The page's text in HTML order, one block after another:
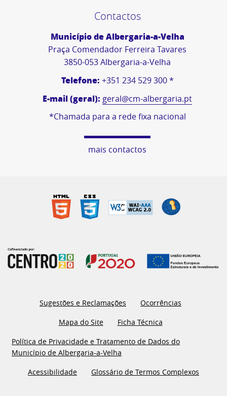
Contactos
Município de Albergaria-a-Velha
Praça Comendador Ferreira Tavares
3850-053 Albergaria-a-Velha
Telefone: +351 234 529 300 *
E-mail (geral): geral@cm-albergaria.pt
*Chamada para a rede fixa nacional
mais contactos
Sugestões e Reclamações
Ocorrências
Mapa do Site
Ficha Técnica
Política de Privacidade e Tratamento de Dados do
Município de Albergaria-a-Velha
Acessibilidade
Glossário de Termos Complexos